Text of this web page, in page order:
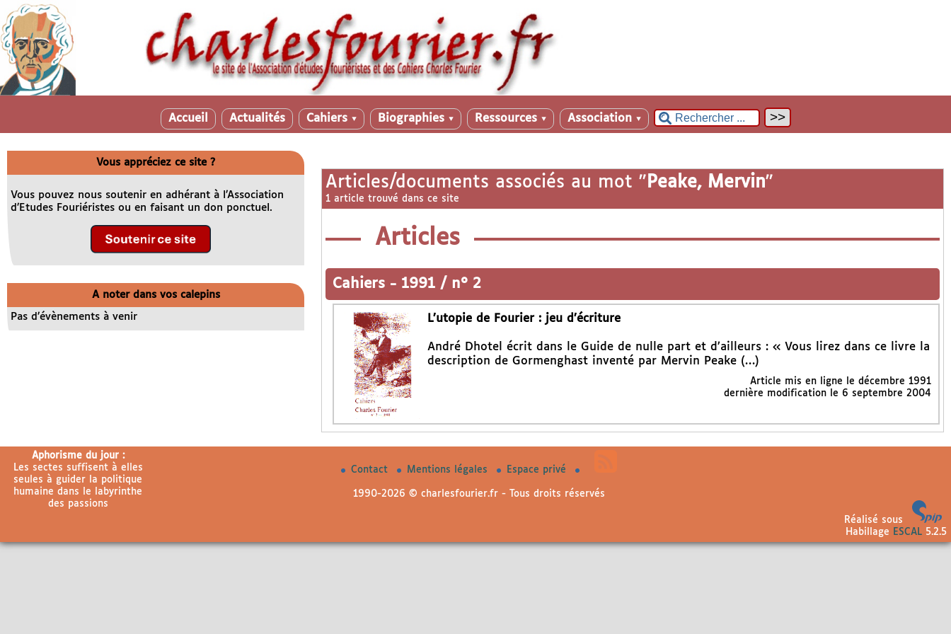
Accueil Actualités Cahiers ▼ Biographies ▼ Ressources ▼ Association ▼
Articles/documents associés au mot " Peake, Mervin"
1 article trouvé dans ce site
Articles
Cahiers - 1991 / n° 2
L’utopie de Fourier : jeu d’écriture
André Dhotel écrit dans le Guide de nulle part et d’ailleurs : « Vous lirez dans ce livre la
description de Gormenghast inventé par Mervin Peake (…)
Article mis en ligne le décembre 1991
dernière modification le 6 septembre 2004
Vous appréciez ce site ?
Vous pouvez nous soutenir en adhérant à l’Association
d’Etudes Fouriéristes ou en faisant un don ponctuel.
A noter dans vos calepins
Pas d’évènements à venir
Aphorisme du jour :
Les sectes suffisent à elles
seules à guider la politique
humaine dans le labyrinthe
des passions
Contact Mentions légales Espace privé
1990-2026 © charlesfourier.fr - Tous droits réservés
Réalisé sous
Habillage
ESCAL5.2.5